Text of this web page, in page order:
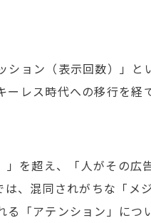
ション（表示回数）」と
レス時代への移行を経
」を超え、「人がその広
、混同されがちな「メ
る「アテンション」につ